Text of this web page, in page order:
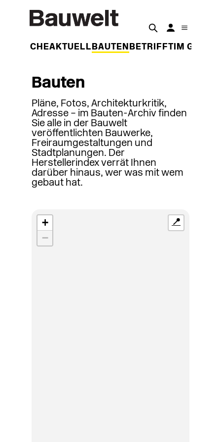
WOCHEAKTUELL BAUTEN BETRIFFT IM
Bauten
Pläne, Fotos, Architekturkritik,
Adresse – im Bauten-Archiv finden
Sie alle in der Bauwelt
veröffentlichten Bauwerke,
Freiraumgestaltungen und
Stadtplanungen. Der
Herstellerindex verrät Ihnen
darüber hinaus, wer was mit wem
gebaut hat.
+
−
📍